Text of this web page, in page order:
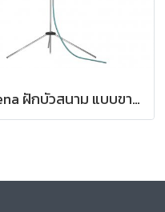
Gardena ฝักบัวสนาม แบบขาตั้ง 3ขา (00960-20)